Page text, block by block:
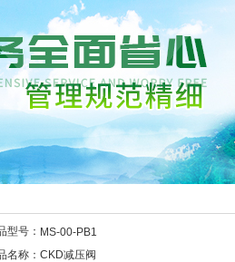
型号： MS-00-PB1
名称： CKD减压阀